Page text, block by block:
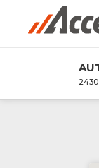
2430